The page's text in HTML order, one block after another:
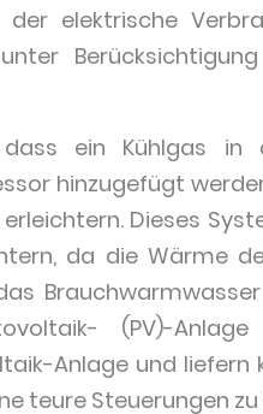
elektrische
ein Kühlgas
hinzugefügt
Dieses
da die Wärme
(PV)-
Anlage und
teure Steuerungen